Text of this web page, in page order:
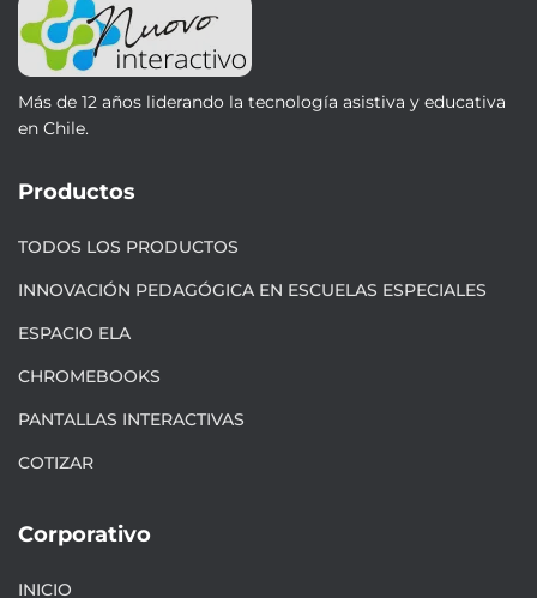
Más de 12 años liderando la tecnología asistiva y educativa
en Chile.
Productos
TODOS LOS PRODUCTOS
INNOVACIÓN PEDAGÓGICA EN ESCUELAS ESPECIALES
ESPACIO ELA
CHROMEBOOKS
PANTALLAS INTERACTIVAS
COTIZAR
Corporativo
INICIO